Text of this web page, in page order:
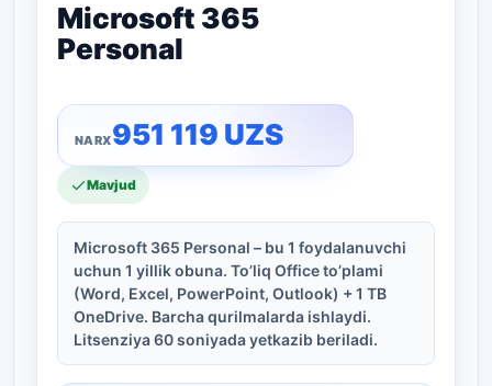
Microsoft 365
Personal
951 119 UZS
Mavjud
Microsoft 365 Personal – bu 1 foydalanuvchi
uchun 1 yillik obuna. To’liq Office to’plami
(Word, Excel, PowerPoint, Outlook) + 1 TB
OneDrive. Barcha qurilmalarda ishlaydi.
Litsenziya 60 soniyada yetkazib beriladi.